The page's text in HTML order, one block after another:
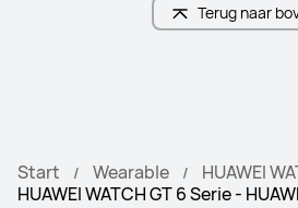
Terug naar
Start Wearable
HUAWEI
HUAWEI WATCH GT 6 Serie -